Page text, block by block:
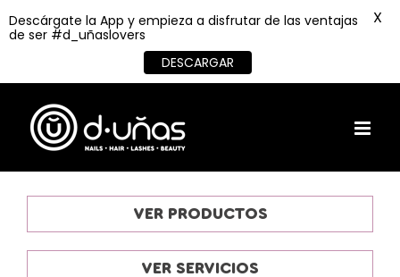
content
VER PRODUCTOS
VER SERVICIOS
Descárgate la App y empieza a disfrutar de las ventajas
de ser #d_uñaslovers
DESCARGAR
X